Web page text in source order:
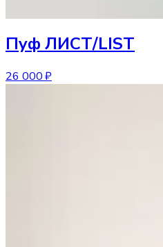
Пуф ЛИСТ/LIST
26 000 ₽